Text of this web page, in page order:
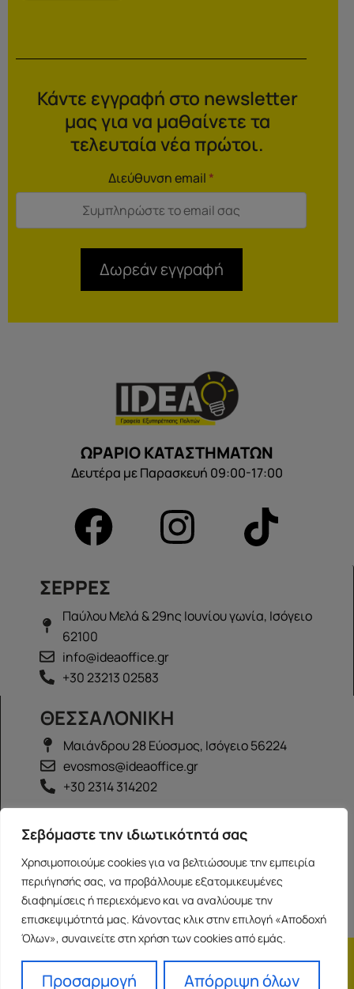
Σεβόμαστε την ιδιωτικότητά σας
Χρησιμοποιούμε cookies για να βελτιώσουμε την εμπειρία
περιήγησής σας, να προβάλλουμε εξατομικευμένες
διαφημίσεις ή περιεχόμενο και να αναλύουμε την
επισκεψιμότητά μας. Κάνοντας κλικ στην επιλογή «Αποδοχή
Όλων», συναινείτε στη χρήση των cookies από εμάς.
Προσαρμογή Απόρριψη όλων
Κάντε εγγραφή στο newsletter
μας για να μαθαίνετε τα
τελευταία νέα πρώτοι.
Διεύθυνση email*
Δωρεάν εγγραφή
ΩΡΑΡΙΟ ΚΑΤΑΣΤΗΜΑΤΩΝ
Δευτέρα με Παρασκευή 09:00-17:00
ΣΕΡΡΕΣ
Παύλου Μελά & 29ης Ιουνίου γωνία, Ισόγειο
62100
info@ideaoffice.gr
+30 23213 02583
ΘΕΣΣΑΛΟΝΙΚΗ
Μαιάνδρου 28 Εύοσμος, Ισόγειο 56224
evosmos@ideaoffice.gr
+30 2314 314202
ΙΩΑΝΝΙΝΑ
Γεώργιου Καραϊσκάκη 38, Ισόγειο 45444
ioannina@ideaoffice.gr
+30 26516 08616
Franchise
Όροι Χρήσης